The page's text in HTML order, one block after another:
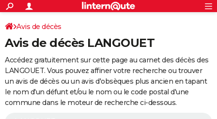
ACTUALITÉS
Politique
Société
Faits Divers
Education
Monde
Villes
+
SPORT
Coupe du monde 2026
Football
Tennis
Cyclisme
Rugby
Forum
Programme TV
TNTStreaming
Cinéma
Sorties cinéma
Musique
+
FINANCE
Impôts
Immobilier
Risques naturels par ville
Banque
Assurance
Crédit
AUTO
Essais
Réserver un essai
Citadines
Berlines
SUV
Forum auto
+
Avis de décès
Avis de décès LANGOUET
Accédez gratuitement sur cette page au carnet des décès des
LANGOUET. Vous pouvez affiner votre recherche ou trouver
un avis de décès ou un avis d'obsèques plus ancien en tapant
le nom d'un défunt et/ou le nom ou le code postal d'une
commune dans le moteur de recherche ci-dessous.